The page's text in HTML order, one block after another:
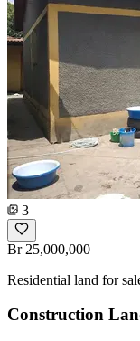
3
Br 25,000,000
Residential land for
Construction